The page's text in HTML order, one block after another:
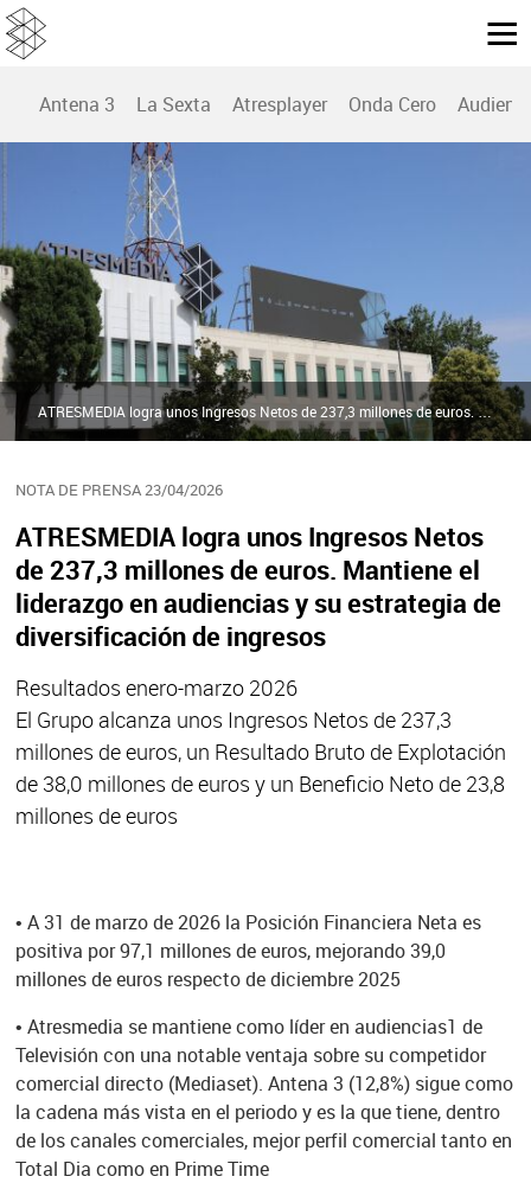
Antena 3 La Sexta Atresplayer Onda Cero
NOTA DE PRENSA 23/04/2026
ATRESMEDIA logra unos Ingresos Netos
de 237,3 millones de euros. Mantiene el
liderazgo en audiencias y su estrategia de
diversificación de ingresos
Resultados enero-marzo 2026
El Grupo alcanza unos Ingresos Netos de 237,3
millones de euros, un Resultado Bruto de Explotación
de 38,0 millones de euros y un Beneficio Neto de 23,8
millones de euros
ATRESMEDIA logra unos Ingresos Netos de 237,3 millones de euros. Mantiene el liderazgo en audiencias y su estrategia de diversificación de ingresos | ATRESMEDIA
• A 31 de marzo de 2026 la Posición Financiera Neta es
positiva por 97,1 millones de euros, mejorando 39,0
millones de euros respecto de diciembre 2025
• Atresmedia se mantiene como líder en audiencias1 de
Televisión con una notable ventaja sobre su competidor
comercial directo (Mediaset). Antena 3 (12,8%) sigue como
la cadena más vista en el periodo y es la que tiene, dentro
de los canales comerciales, mejor perfil comercial tanto en
Total Dia como en Prime Time